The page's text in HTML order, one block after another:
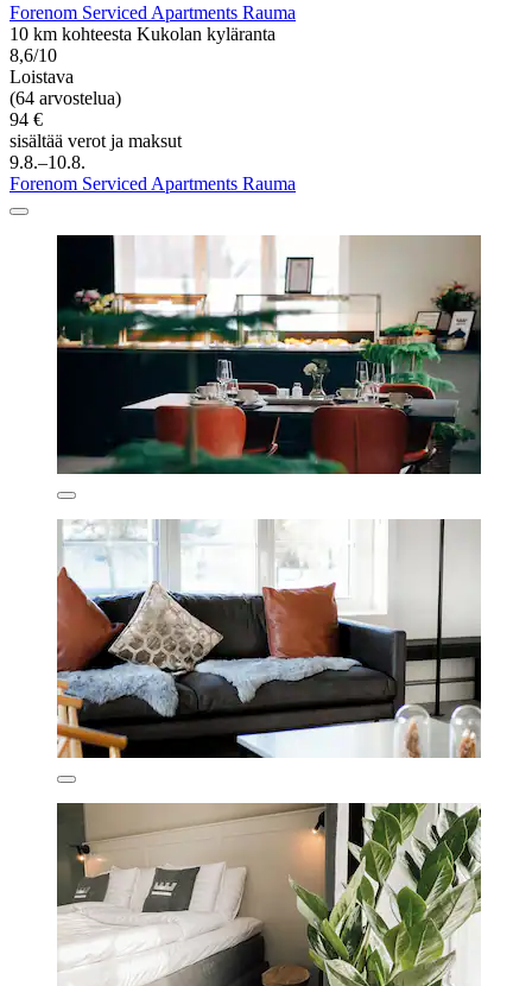
Forenom Serviced Apartments Rauma
10 km kohteesta Kukolan kyläranta
8,6/10
Loistava
(64 arvostelua)
94 €
sisältää verot ja maksut
9.8.–10.8.
Forenom Serviced Apartments Rauma